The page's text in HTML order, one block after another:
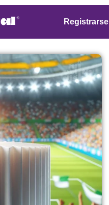
Registrarse